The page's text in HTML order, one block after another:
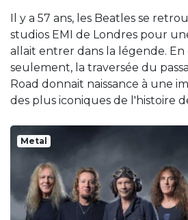
Il y a 57 ans, les Beatles se
studios EMI de Londres pour
allait entrer dans la légende.
seulement, la traversée du
Road donnait naissance à une
des plus iconiques de l'histoire
Metal